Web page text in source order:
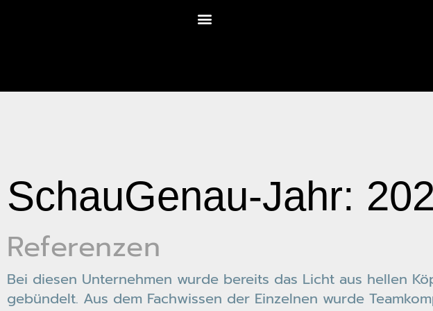
SchauGenau-Jahr:
Referenzen
Bei diesen Unternehmen wurde bereits das Licht aus hellen
gebündelt. Aus dem Fachwissen der Einzelnen wurde